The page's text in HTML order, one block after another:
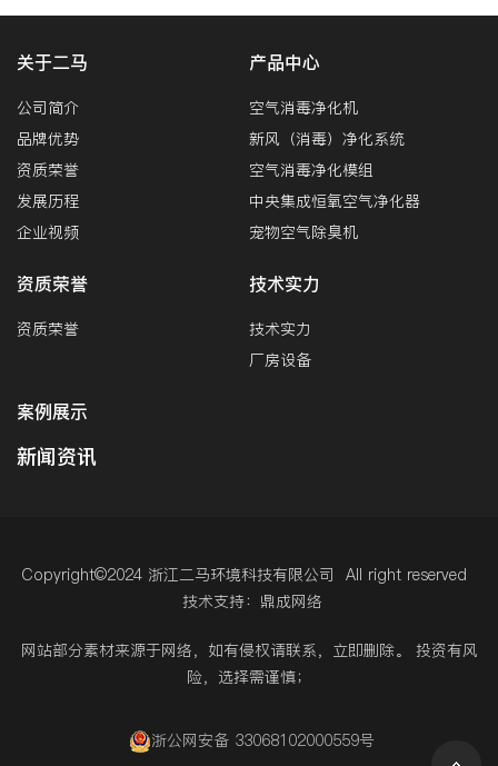
关于二马
公司简介
品牌优势
资质荣誉
发展历程
企业视频
产品中心
空气消毒净化机
新风（消毒）净化系统
空气消毒净化模组
中央集成恒氧空气净化器
宠物空气除臭机
资质荣誉
资质荣誉
技术实力
技术实力
厂房设备
案例展示
新闻资讯
Copyright©2024 浙江二马环境科技有限公司 All right reserved
技术支持：鼎成网络
网站部分素材来源于网络，如有侵权请联系，立即删除。 投资有风
险，选择需谨慎；
浙公网安备 33068102000559号